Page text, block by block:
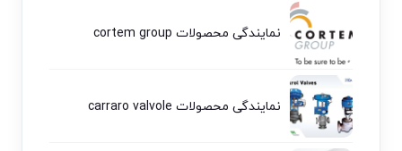
نمایندگی محصولات cortem group
نمایندگی محصولات carraro valvole